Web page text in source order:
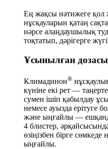
Ең жақсы нәтижеге қол
нұсқауларын қатаң
нәрсе алаңдаушылық
тоқтатып, дәрігерге
Ұсынылған дозасы
Климадинон®
күніне екі рет —
сумен ішіп қабылдау
немесе ауызда ерітуге
және ыңғайлы —
4 блистер,
өзіңізбен бірге
ыңғайлы.